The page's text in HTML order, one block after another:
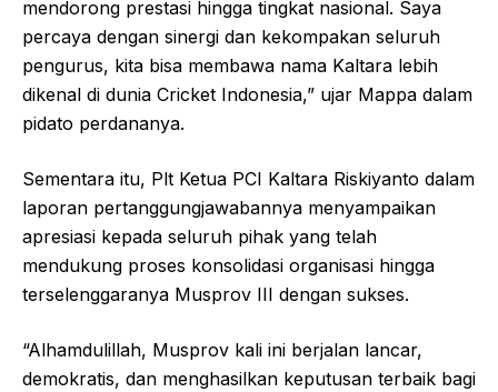
mendorong prestasi hingga tingkat nasional. Saya
percaya dengan sinergi dan kekompakan seluruh
pengurus, kita bisa membawa nama Kaltara lebih
dikenal di dunia Cricket Indonesia,” ujar Mappa dalam
pidato perdananya.
Sementara itu, Plt Ketua PCI Kaltara Riskiyanto dalam
laporan pertanggungjawabannya menyampaikan
apresiasi kepada seluruh pihak yang telah
mendukung proses konsolidasi organisasi hingga
terselenggaranya Musprov III dengan sukses.
“Alhamdulillah, Musprov kali ini berjalan lancar,
demokratis, dan menghasilkan keputusan terbaik bagi